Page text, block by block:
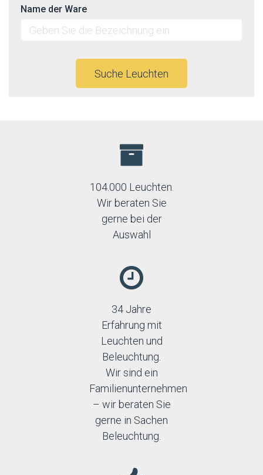
Name der Ware
Suche Leuchten
104.000 Leuchten.
Wir beraten Sie
gerne bei der
Auswahl
34 Jahre
Erfahrung mit
Leuchten und
Beleuchtung.
Wir sind ein
Familienunternehmen
– wir beraten Sie
gerne in Sachen
Beleuchtung.